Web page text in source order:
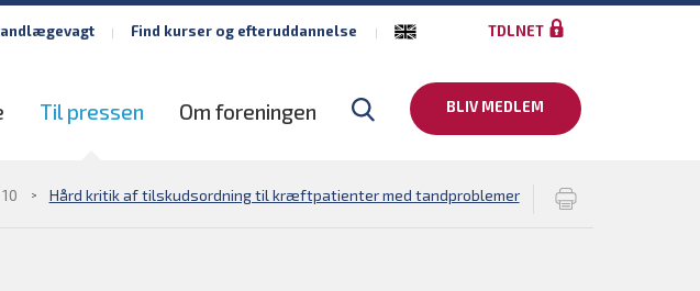
Find kurser og efteruddannelse TDLNET
Til pressen Om foreningen BLIV MEDLEM
10 Hård kritik af tilskudsordning til kræftpatienter med tandproblemer